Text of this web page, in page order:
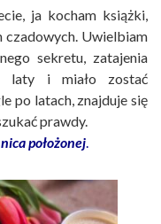
ja kocham książki,
czadowych. Uwielbiam
sekretu, zatajenia
laty i miało zostać
po latach, znajduje się
prawdy.
położonej